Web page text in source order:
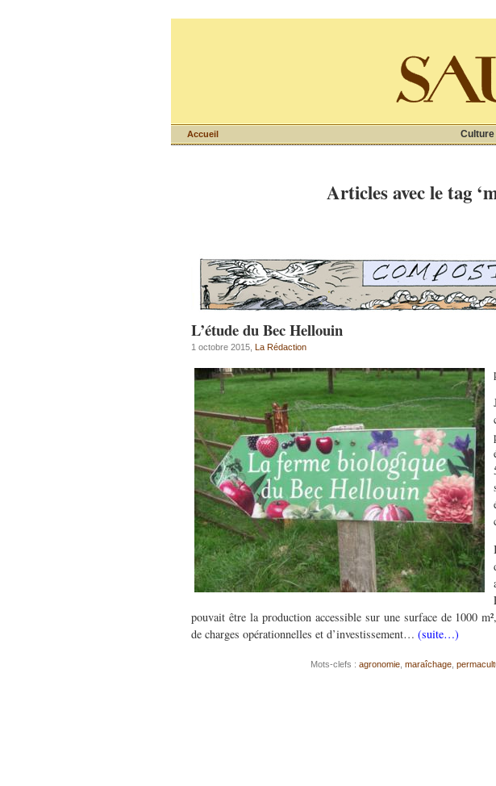
Culture
Accueil
Articles avec le tag
L’étude du Bec Hellouin
1 octobre 2015, La Rédaction
pouvait être la production accessible sur une surface de 1000
de charges opérationnelles et d’investissement… (suite…)
Mots-clefs : agronomie maraîchage